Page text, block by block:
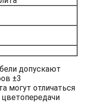
допускают
±3
могут отличаться